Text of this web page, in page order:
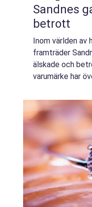
Sandnes
betrott
Inom världen av
framträder
älskade och
varumärke har
som ko...